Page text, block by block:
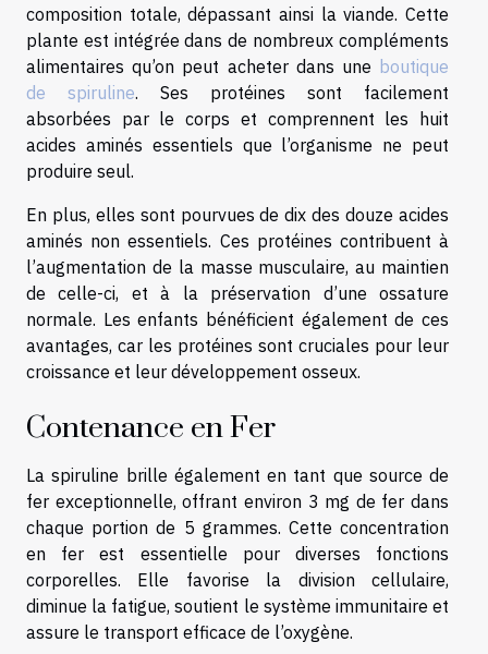
composition totale, dépassant ainsi la viande. Cette
plante est intégrée dans de nombreux compléments
alimentaires qu’on peut acheter dans une boutique
de spiruline. Ses protéines sont facilement
absorbées par le corps et comprennent les huit
acides aminés essentiels que l’organisme ne peut
produire seul.
En plus, elles sont pourvues de dix des douze acides
aminés non essentiels. Ces protéines contribuent à
l’augmentation de la masse musculaire, au maintien
de celle-ci, et à la préservation d’une ossature
normale. Les enfants bénéficient également de ces
avantages, car les protéines sont cruciales pour leur
croissance et leur développement osseux.
Contenance en Fer
La spiruline brille également en tant que source de
fer exceptionnelle, offrant environ 3 mg de fer dans
chaque portion de 5 grammes. Cette concentration
en fer est essentielle pour diverses fonctions
corporelles. Elle favorise la division cellulaire,
diminue la fatigue, soutient le système immunitaire et
assure le transport efficace de l’oxygène.